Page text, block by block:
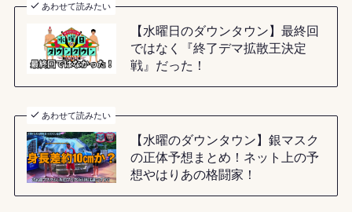
あわせて読みたい
【水曜日のダウンタウン】最終回
ではなく『終了デマ拡散王決定
戦』だった！
あわせて読みたい
【水曜のダウンタウン】銀マスク
の正体予想まとめ！ネット上の予
想やはりあの格闘家！